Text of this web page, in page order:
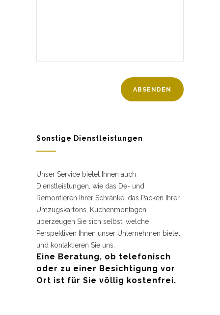
Sonstige Dienstleistungen
Unser Service bietet Ihnen auch
Dienstleistungen, wie das De- und
Remontieren Ihrer Schränke, das Packen Ihrer
Umzugskartons, Küchenmontagen.
überzeugen Sie sich selbst, welche
Perspektiven Ihnen unser Unternehmen bietet
und kontaktieren Sie uns.
Eine Beratung, ob telefonisch
oder zu einer Besichtigung vor
Ort ist für Sie völlig kostenfrei.